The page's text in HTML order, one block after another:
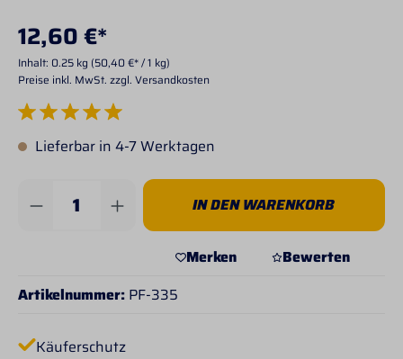
12,60 €*
Inhalt: 0.25 kg (50,40 €* / 1 kg)
Preise inkl. MwSt. zzgl. Versandkosten
Durchschnittliche Bewertung von 5 von 5 Sternen
Lieferbar in 4-7 Werktagen
Produkt Anzahl: Gib den gewünschten
IN DEN WARENKORB
Merken
Bewerten
Artikelnummer: PF-335
Käuferschutz